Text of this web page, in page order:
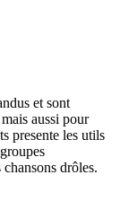
et sont
aussi pour
presente les utils
drôles.